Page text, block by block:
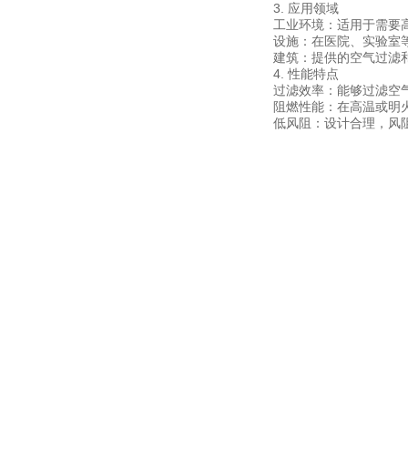
3. 应用领域
工业环境：适用于需要
设施：在医院、实验室
建筑：提供的空气过滤
4. 性能特点
过滤效率：能够过滤空
阻燃性能：在高温或明
低风阻：设计合理，风